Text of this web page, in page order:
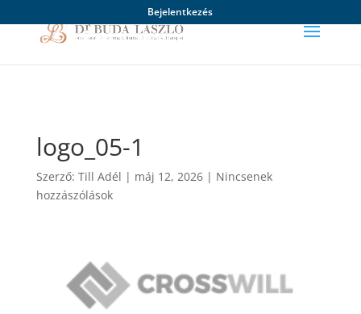
Bejelentkezés
logo_05-1
Szerző: Till Adél | máj 12, 2026| Nincsenek
hozzászólások